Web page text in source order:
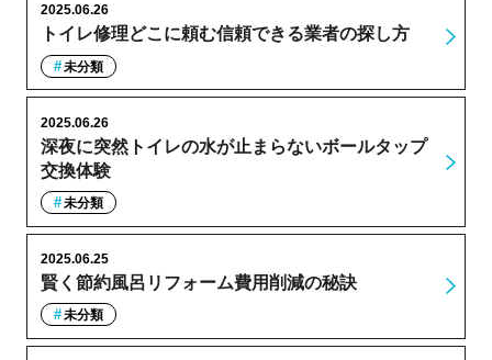
トイレ修理どこに頼む信頼できる業者の探し方
2025.06.26
未分類
深夜に突然トイレの水が止まらないボールタップ
交換体験
2025.06.26
未分類
賢く節約風呂リフォーム費用削減の秘訣
2025.06.25
未分類